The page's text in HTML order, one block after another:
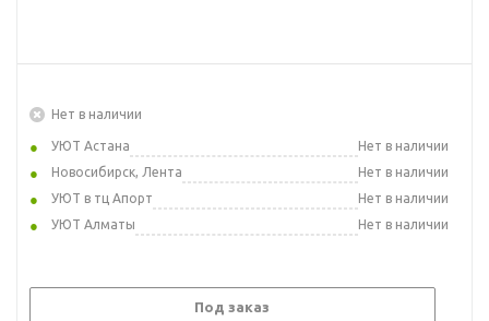
Нет в наличии
УЮТ Астана
Нет в наличии
Новосибирск, Лента
Нет в наличии
УЮТ в тц Апорт
Нет в наличии
УЮТ Алматы
Нет в наличии
Под заказ